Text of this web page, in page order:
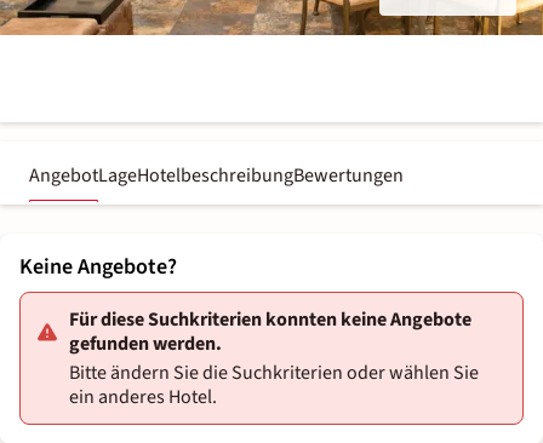
AngebotLageHotelbeschreibungBewertungen
Keine Angebote?
Für diese Suchkriterien konnten keine Angebote
gefunden werden.
Bitte ändern Sie die Suchkriterien oder wählen Sie
ein anderes Hotel.